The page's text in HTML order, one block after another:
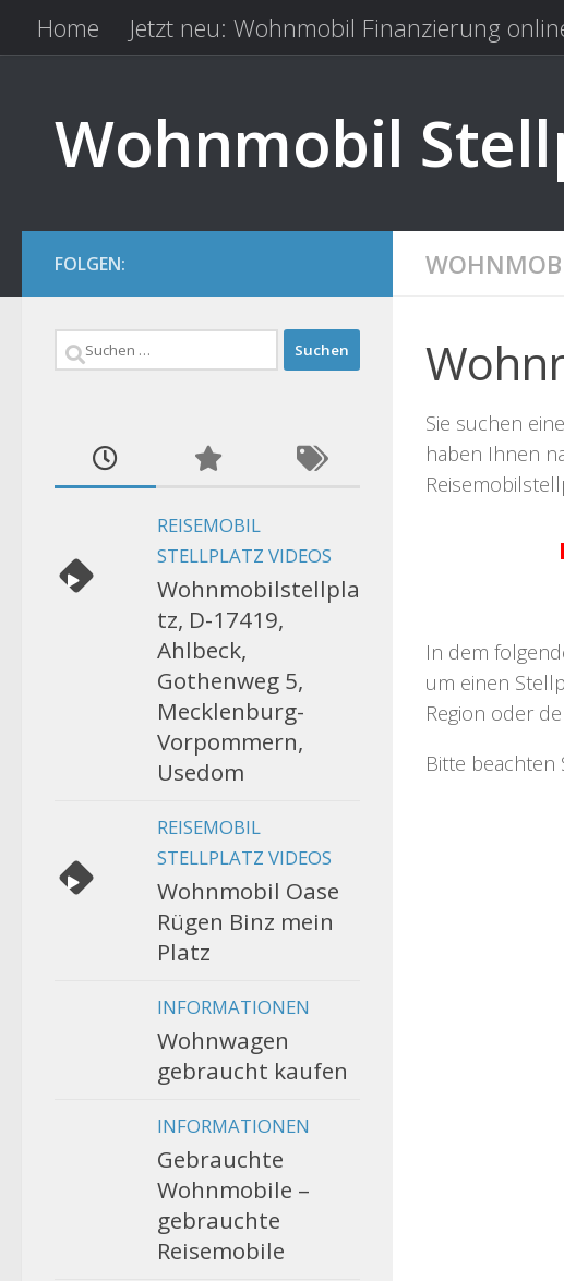
Zum Inhalt springen
Home Jetzt neu: Wohnmobil Finanzierung
Wohnmobil
Sie suchen
haben Ihnen
In dem
um einen
Region oder
Bitte beachten
FOLGEN:
Suchen
REISEMOBIL
STELLPLATZ VIDEOS
Wohnmobilstellpla
tz, D-17419,
Ahlbeck,
Gothenweg 5,
Mecklenburg-
Vorpommern,
Usedom
REISEMOBIL
STELLPLATZ VIDEOS
Wohnmobil Oase
Rügen Binz mein
Platz
INFORMATIONEN
Wohnwagen
gebraucht kaufen
INFORMATIONEN
Gebrauchte
Wohnmobile –
gebrauchte
Reisemobile